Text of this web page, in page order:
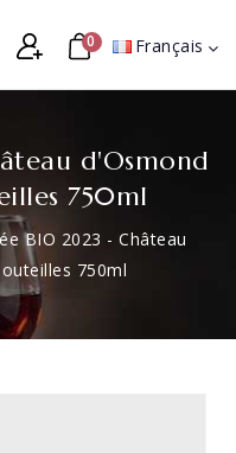
Français
0
d'Osmond
750ml
BIO 2023 - Château
750ml